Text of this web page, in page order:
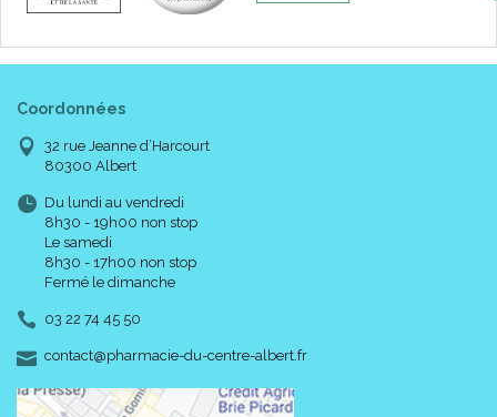
Coordonnées
32 rue Jeanne d’Harcourt
80300 Albert
Du lundi au vendredi
8h30 - 19h00 non stop
Le samedi
8h30 - 17h00 non stop
Fermé le dimanche
03 22 74 45 50
contact-
@-
pharmacie-du-centre-albert.fr